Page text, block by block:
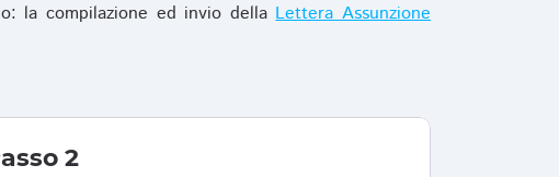
la compilazione ed invio dellaLettera Assunzione
2